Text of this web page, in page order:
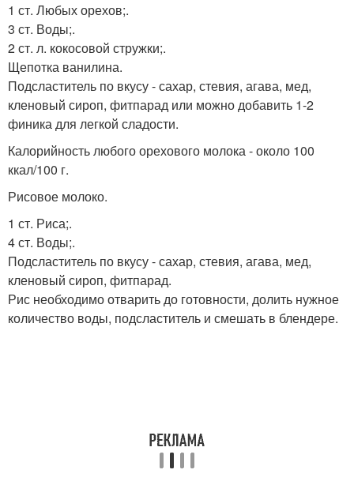
1 ст. Любых орехов;.
3 ст. Воды;.
2 ст. л. кокосовой стружки;.
Щепотка ванилина.
Подсластитель по вкусу - сахар, стевия, агава, мед,
кленовый сироп, фитпарад или можно добавить 1-2
финика для легкой сладости.
Калорийность любого орехового молока - около 100
ккал/100 г.
Рисовое молоко.
1 ст. Риса;.
4 ст. Воды;.
Подсластитель по вкусу - сахар, стевия, агава, мед,
кленовый сироп, фитпарад.
Рис необходимо отварить до готовности, долить нужное
количество воды, подсластитель и смешать в блендере.